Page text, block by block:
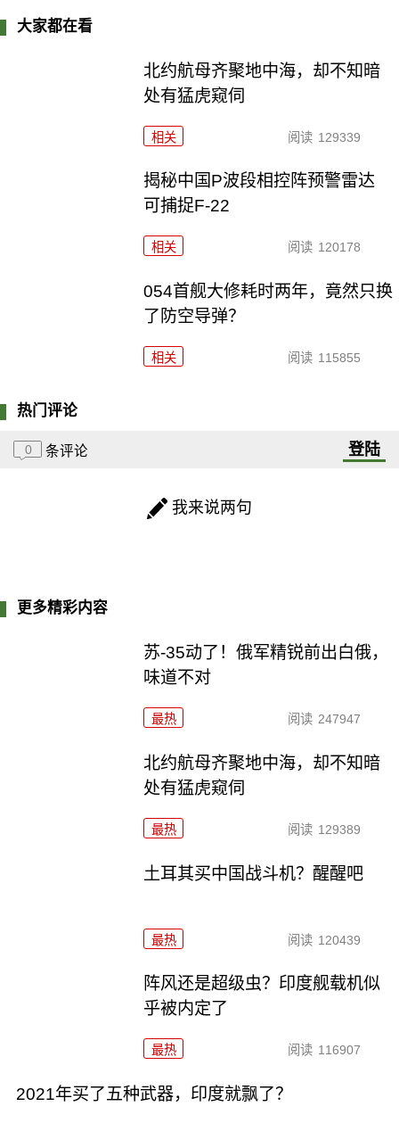
大家都在看
北约航母齐聚地中海，却不知暗
处有猛虎窥伺
相关 阅读 129339
揭秘中国P波段相控阵预警雷达
可捕捉F-22
相关 阅读 120178
054首舰大修耗时两年，竟然只换
了防空导弹？
相关 阅读 115855
热门评论
0 条评论 登陆
我来说两句
更多精彩内容
苏-35动了！俄军精锐前出白俄，
味道不对
最热 阅读 247947
北约航母齐聚地中海，却不知暗
处有猛虎窥伺
最热 阅读 129389
土耳其买中国战斗机？醒醒吧
最热 阅读 120439
阵风还是超级虫？印度舰载机似
乎被内定了
最热 阅读 116907
2021年买了五种武器，印度就飘了？